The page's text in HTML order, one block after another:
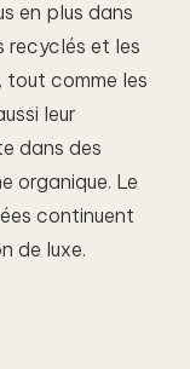
en plus dans
recyclés et les
tout comme les
leur
dans des
organique. Le
continuent
de luxe.